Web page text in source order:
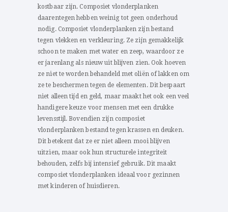
kostbaar zijn. Composiet vlonderplanken
daarentegen hebben weinig tot geen onderhoud
nodig. Composiet vlonderplanken zijn bestand
tegen vlekken en verkleuring. Ze zijn gemakkelijk
schoon te maken met water en zeep, waardoor ze
er jarenlang als nieuw uit blijven zien. Ook hoeven
ze niet te worden behandeld met oliën of lakken om
ze te beschermen tegen de elementen. Dit bespaart
niet alleen tijd en geld, maar maakt het ook een veel
handigere keuze voor mensen met een drukke
levensstijl. Bovendien zijn composiet
vlonderplanken bestand tegen krassen en deuken.
Dit betekent dat ze er niet alleen mooi blijven
uitzien, maar ook hun structurele integriteit
behouden, zelfs bij intensief gebruik. Dit maakt
composiet vlonderplanken ideaal voor gezinnen
met kinderen of huisdieren.